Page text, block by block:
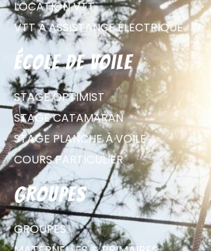
LOCATION VTT
VTT À ASSISTANCE ÉLECTRIQUE
école de voile
STAGE OPTIMIST
STAGE CATAMARAN
STAGE PLANCHE À VOILE
COURS PARTICULIER
groupes
GROUPES